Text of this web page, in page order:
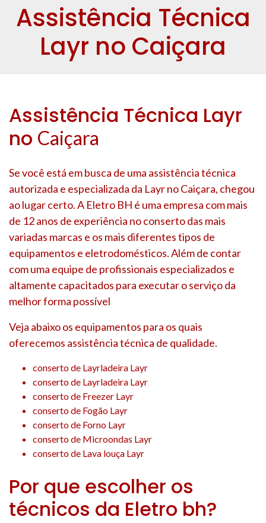
Assistência Técnica
Layr no Caiçara
Assistência Técnica Layr
no Caiçara
Se você está em busca de uma assistência técnica
autorizada e especializada da Layr noCaiçara, chegou
ao lugar certo. A Eletro BH é uma empresa com mais
de 12 anos de experiência no conserto das mais
variadas marcas e os mais diferentes tipos de
equipamentos e eletrodomésticos. Além de contar
com uma equipe de profissionais especializados e
altamente capacitados para executar o serviço da
melhor forma possível
Veja abaixo os equipamentos para os quais
oferecemos assistência técnica de qualidade.
conserto de Layrladeira Layr
conserto de Layrladeira Layr
conserto de Freezer Layr
conserto de Fogão Layr
conserto de Forno Layr
conserto de Microondas Layr
conserto de Lava louça Layr
Por que escolher os
técnicos da Eletro bh?